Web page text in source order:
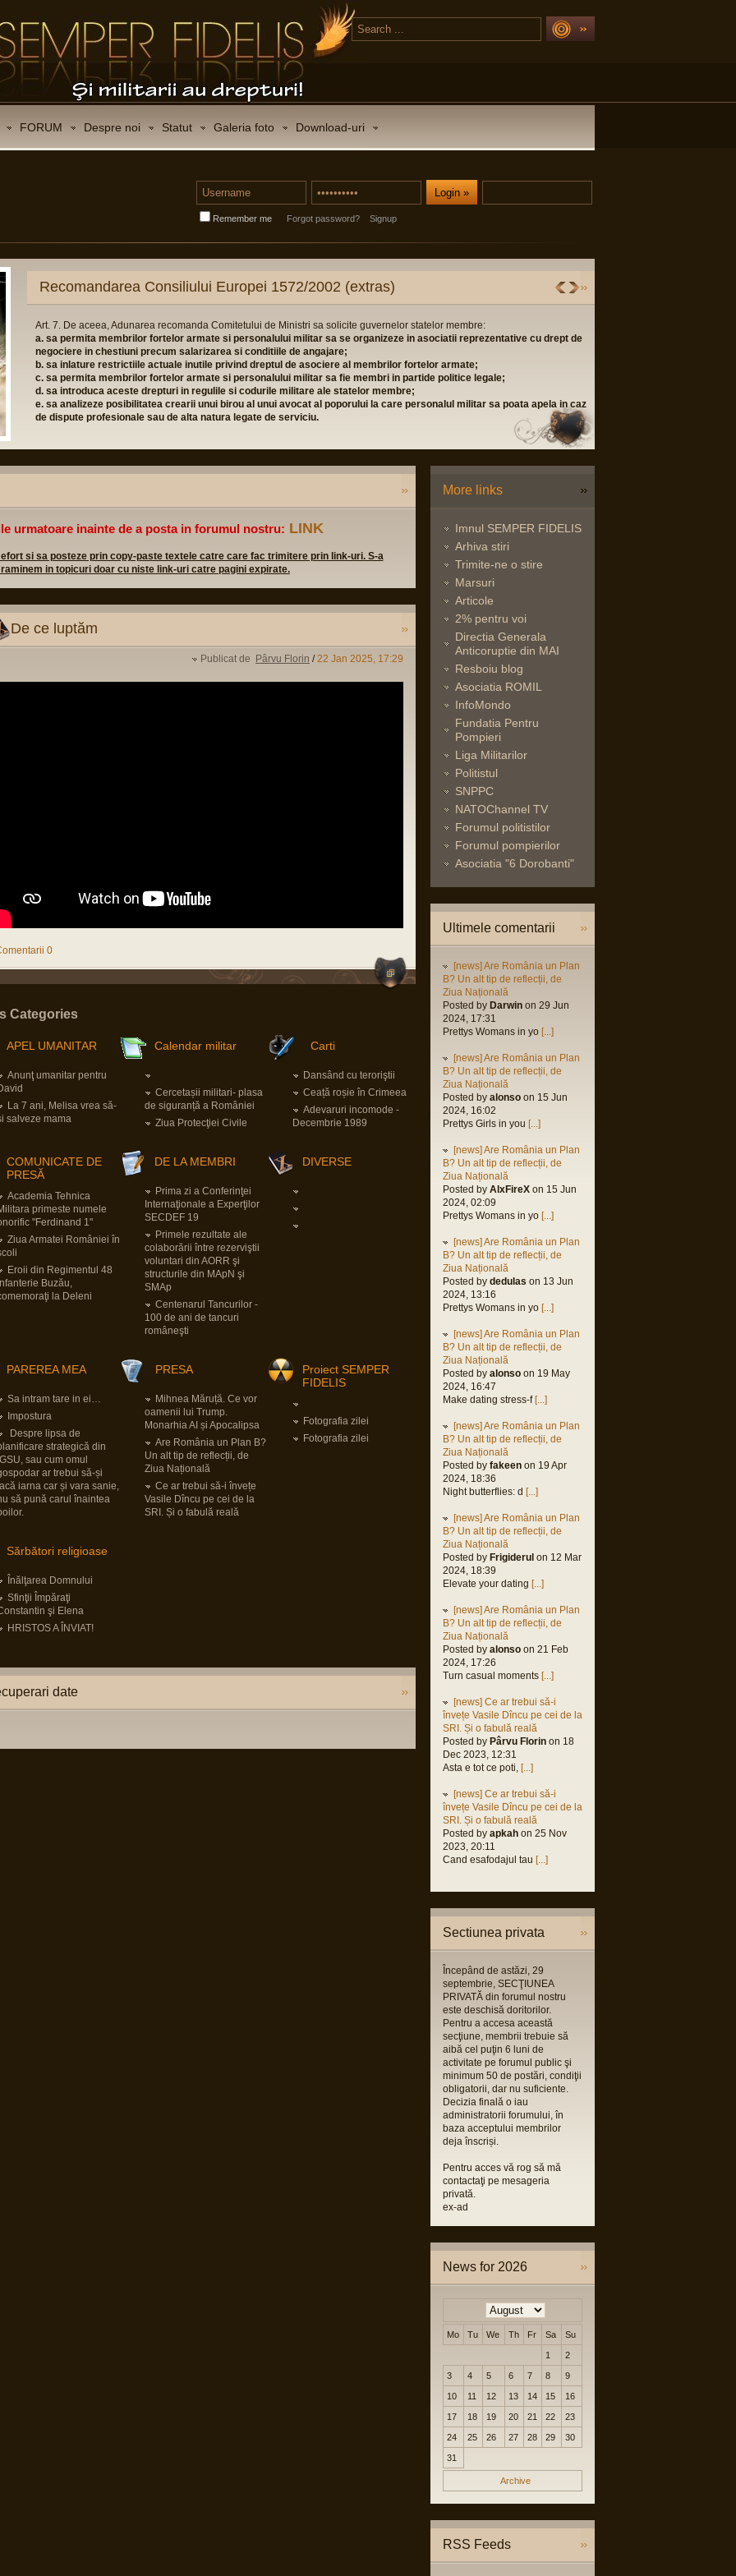
FORUM Despre noi Statut Galeria foto Download-uri
Remember me Forgot password? Signup
Recomandarea Consiliului Europei 1572/2002 (extras)
Art. 7. De aceea, Adunarea recomanda Comitetului de Ministri sa solicite guvernelor statelor membre:
a. sa permita membrilor fortelor armate si personalului militar sa se organizeze in asociatii reprezentative cu drept de
negociere in chestiuni precum salarizarea si conditiile de angajare;
b. sa inlature restrictiile actuale inutile privind dreptul de asociere al membrilor fortelor armate;
c. sa permita membrilor fortelor armate si personalului militar sa fie membri in partide politice legale;
d. sa introduca aceste drepturi in regulile si codurile militare ale statelor membre;
e. sa analizeze posibilitatea crearii unui birou al unui avocat al poporului la care personalul militar sa poata apela in caz
de dispute profesionale sau de alta natura legate de serviciu.
urmatoare inainte de a posta in forumul nostru: LINK
si sa posteze prin copy-paste textele catre care fac trimitere prin link-uri. S-a
in topicuri doar cu niste link-uri catre pagini expirate.
De ce luptăm
Publicat de Pârvu Florin /22 Jan 2025, 17:29
0
Categories
APEL UMANITAR
Anunţ umanitar pentru
La 7 ani, Melisa vrea să-
salveze mama
Calendar militar
Cercetașii militari- plasa
de siguranță a României
Ziua Protecţiei Civile
Carti
Dansând cu teroriştii
Ceață roșie în Crimeea
Adevaruri incomode -
Decembrie 1989
COMUNICATE DE
PRESĂ
Academia Tehnica
primeste numele
"Ferdinand 1"
Ziua Armatei României în
Eroii din Regimentul 48
Infanterie Buzău,
la Deleni
DE LA MEMBRI
Prima zi a Conferinţei
Internaţionale a Experţilor
SECDEF 19
Primele rezultate ale
colaborării între rezerviştii
voluntari din AORR şi
structurile din MApN şi
SMAp
Centenarul Tancurilor -
100 de ani de tancuri
româneşti
DIVERSE
PAREREA MEA
Sa intram tare in ei…
Impostura
Despre lipsa de
strategică din
IGSU, sau cum omul
ar trebui să-și
iarna car și vara sanie,
să pună carul înaintea
PRESA
Mihnea Măruță. Ce vor
oamenii lui Trump.
Monarhia AI și Apocalipsa
Are România un Plan B?
Un alt tip de reflecții, de
Ziua Națională
Ce ar trebui să-i învețe
Vasile Dîncu pe cei de la
SRI. Și o fabulă reală
Proiect SEMPER
FIDELIS
Fotografia zilei
Fotografia zilei
Sărbători religioase
Înălţarea Domnului
Sfinţii Împăraţi
şi Elena
HRISTOS A ÎNVIAT!
date
More links
Imnul SEMPER FIDELIS
Arhiva stiri
Trimite-ne o stire
Marsuri
Articole
2% pentru voi
Directia Generala
Anticoruptie din MAI
Resboiu blog
Asociatia ROMIL
InfoMondo
Fundatia Pentru
Pompieri
Liga Militarilor
Politistul
SNPPC
NATOChannel TV
Forumul politistilor
Forumul pompierilor
Asociatia "6 Dorobanti"
Ultimele comentarii
[news] Are România un Plan
B? Un alt tip de reflecții, de
Ziua Națională
Posted by Darwin on 29 Jun
2024, 17:31
Prettys Womans in yo [...]
[news] Are România un Plan
B? Un alt tip de reflecții, de
Ziua Națională
Posted by alonso on 15 Jun
2024, 16:02
Prettys Girls in you [...]
[news] Are România un Plan
B? Un alt tip de reflecții, de
Ziua Națională
Posted by AlxFireX on 15 Jun
2024, 02:09
Prettys Womans in yo [...]
[news] Are România un Plan
B? Un alt tip de reflecții, de
Ziua Națională
Posted by dedulas on 13 Jun
2024, 13:16
Prettys Womans in yo [...]
[news] Are România un Plan
B? Un alt tip de reflecții, de
Ziua Națională
Posted by alonso on 19 May
2024, 16:47
Make dating stress-f [...]
[news] Are România un Plan
B? Un alt tip de reflecții, de
Ziua Națională
Posted by fakeen on 19 Apr
2024, 18:36
Night butterflies: d [...]
[news] Are România un Plan
B? Un alt tip de reflecții, de
Ziua Națională
Posted by Frigiderul on 12 Mar
2024, 18:39
Elevate your dating [...]
[news] Are România un Plan
B? Un alt tip de reflecții, de
Ziua Națională
Posted by alonso on 21 Feb
2024, 17:26
Turn casual moments [...]
[news] Ce ar trebui să-i
învețe Vasile Dîncu pe cei de la
SRI. Și o fabulă reală
Posted by Pârvu Florin on 18
Dec 2023, 12:31
Asta e tot ce poti, [...]
[news] Ce ar trebui să-i
învețe Vasile Dîncu pe cei de la
SRI. Și o fabulă reală
Posted by apkah on 25 Nov
2023, 20:11
Cand esafodajul tau [...]
Sectiunea privata
Începând de astăzi, 29
septembrie, SECŢIUNEA
PRIVATĂ din forumul nostru
este deschisă doritorilor.
Pentru a accesa această
secţiune, membrii trebuie să
aibă cel puţin 6 luni de
activitate pe forumul public şi
minimum 50 de postări, condiţii
obligatorii, dar nu suficiente.
Decizia finală o iau
administratorii forumului, în
baza acceptului membrilor
deja înscriși.
Pentru acces vă rog să mă
contactaţi pe mesageria
privată.
ex-ad
News for 2026
Mo Tu We Th Fr Sa Su
1 2
3 4 5 6 7 8 9
10 11 12 13 14 15 16
17 18 19 20 21 22 23
24 25 26 27 28 29 30
31
Archive
RSS Feeds